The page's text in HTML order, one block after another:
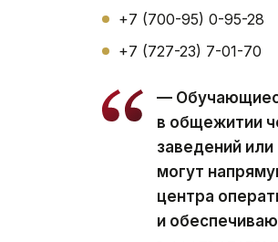
+7 (700-95) 0-95-28
+7 (727-23) 7-01-70
—
в общежитии
заведений
могут
центра
и